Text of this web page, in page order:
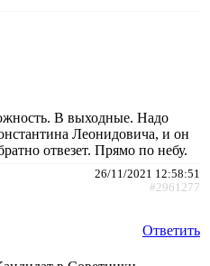
В выходные. Надо
Леонидовича, и он
отвезет. Прямо по небу.
26/11/2021 12:58:51
#2961277
Ответить